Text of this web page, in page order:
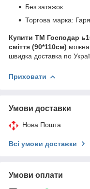
Без затяжок
Торгова марка:
Купити ТМ Господар
сміття (90*110см) можна
швидка доставка по
Приховати
Умови доставки
Нова Пошта
Всі умови доставки
Умови оплати